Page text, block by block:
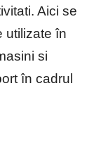
Aici se
utilizate în
si
în cadrul